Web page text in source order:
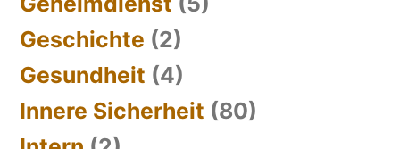
Geschichte (2)
Gesundheit (4)
Innere Sicherheit (80)